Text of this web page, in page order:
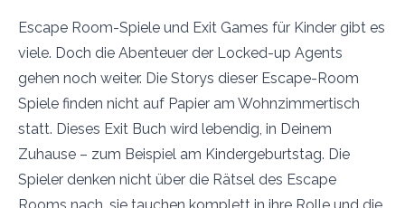
Escape Room-Spiele und Exit Games für Kinder gibt es
viele. Doch die Abenteuer der Locked-up Agents
gehen noch weiter. Die Storys dieser Escape-Room
Spiele finden nicht auf Papier am Wohnzimmertisch
statt. Dieses Exit Buch wird lebendig, in Deinem
Zuhause – zum Beispiel am Kindergeburtstag. Die
Spieler denken nicht über die Rätsel des Escape